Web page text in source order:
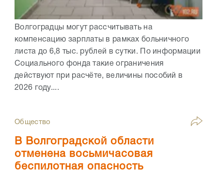
Волгоградцы могут рассчитывать на
компенсацию зарплаты в рамках больничного
листа до 6,8 тыс. рублей в сутки. По информации
Социального фонда такие ограничения
действуют при расчёте, величины пособий в
2026 году....
Общество
В Волгоградской области
отменена восьмичасовая
беспилотная опасность